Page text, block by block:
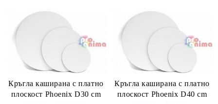
Кръгла каширана с платно
плоскост Phoenix D30 cm
Кръгла каширана с платно
плоскост Phoenix D40 cm